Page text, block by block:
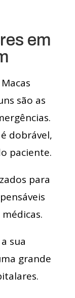
em
são as
dobrável,
paciente.
para
sua
grande